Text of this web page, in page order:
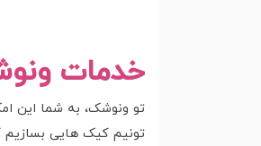
خدمات
تو ونوشک، به شما این
تونیم کیک هایی